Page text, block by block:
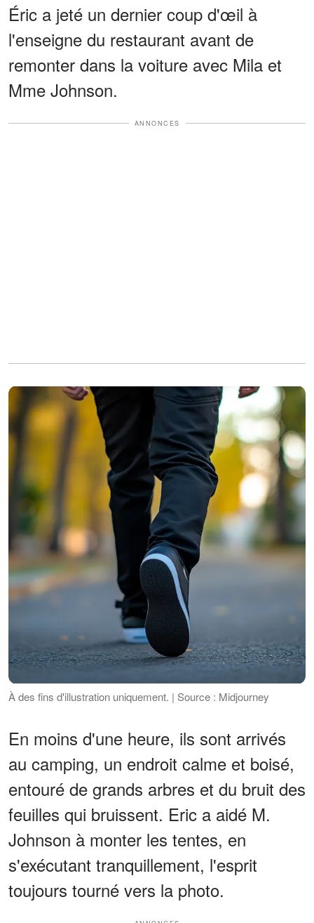
Éric a jeté un dernier coup d'œil à
l'enseigne du restaurant avant de
remonter dans la voiture avec Mila et
Mme Johnson.
ANNONCES
À des fins d'illustration uniquement. | Source : Midjourney
En moins d'une heure, ils sont arrivés
au camping, un endroit calme et boisé,
entouré de grands arbres et du bruit des
feuilles qui bruissent. Eric a aidé M.
Johnson à monter les tentes, en
s'exécutant tranquillement, l'esprit
toujours tourné vers la photo.